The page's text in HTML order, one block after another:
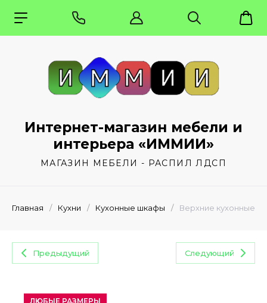
Интернет-магазин мебели и
интерьера «ИММИИ»
МАГАЗИН МЕБЕЛИ - РАСПИЛ ЛДСП
Главная / Кухни / Кухонные шкафы / Верхние кухонные
Предыдущий Следующий
ЛЮБЫЕ РАЗМЕРЫ